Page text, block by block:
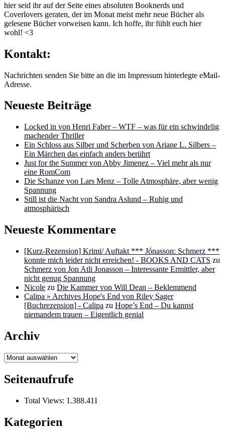
hier seid ihr auf der Seite eines absoluten Booknerds und
Coverlovers geraten, der im Monat meist mehr neue Bücher als
gelesene Bücher vorweisen kann. Ich hoffe, ihr fühlt euch hier
wohl! <3
Kontakt:
Nachrichten senden Sie bitte an die im Impressum hinterlegte eMail-
Adresse.
Neueste Beiträge
Locked in von Henri Faber – WTF – was für ein schwindelig
machender Thriller
Ein Schloss aus Silber und Scherben von Ariane L. Silbers –
Ein Märchen das einfach anders berührt
Just for the Summer von Abby Jimenez – Viel mehr als nur
eine RomCom
Die Schanze von Lars Menz – Tolle Atmosphäre, aber wenig
Spannung
Still ist die Nacht von Sandra Aslund – Ruhig und
atmosphärisch
Neueste Kommentare
[Kurz-Rezension] Krimi/ Auftakt *** Jónasson: Schmerz ***
konnte mich leider nicht erreichen! - BOOKS AND CATS zu
Schmerz von Jon Atli Jonasson – Interessante Ermittler, aber
nicht genug Spannung
Nicole zu Die Kammer von Will Dean – Beklemmend
Calipa » Archives Hope's End von Riley Sager
[Buchrezension] - Calipa zu Hope’s End – Du kannst
niemandem trauen – Eigentlich genial
Archiv
Archiv
Seitenaufrufe
Total Views: 1.388.411
Kategorien